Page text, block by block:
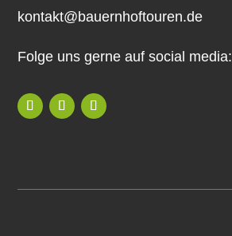
kontakt@bauernhoftouren.de
Folge uns gerne auf social media: